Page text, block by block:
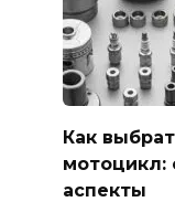
Как
мотоцикл:
аспекты